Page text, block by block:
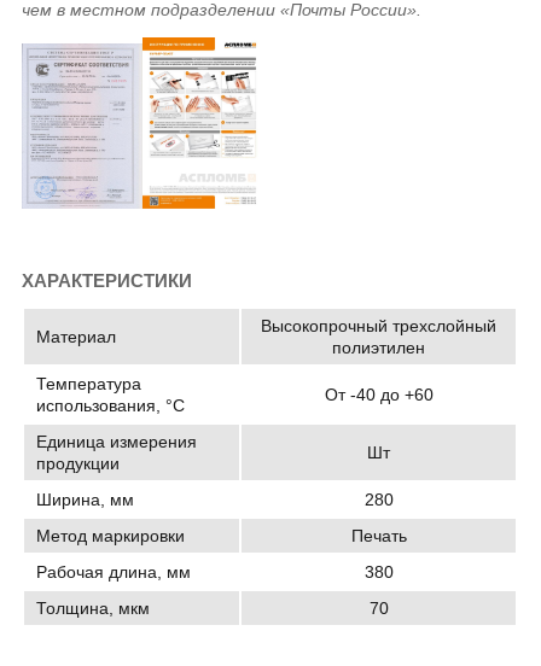
чем в местном подразделении «Почты России».
ХАРАКТЕРИСТИКИ
Материал
Высокопрочный трехслойный
полиэтилен
Температура
использования, °C
От -40 до +60
Единица измерения
продукции
Шт
Ширина, мм
280
Метод маркировки
Печать
Рабочая длина, мм
380
Толщина, мкм
70